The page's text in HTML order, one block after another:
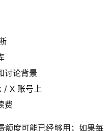
讨论背景
/ X 账号上
费
额度可能已经够用；如果每